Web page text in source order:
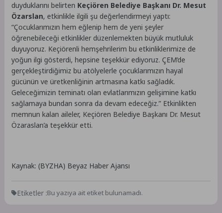
duyduklarını belirten Keçiören Belediye Başkanı Dr. Mesut
Özarslan, etkinlikle ilgili şu değerlendirmeyi yaptı:
“Çocuklarımızın hem eğlenip hem de yeni şeyler
öğrenebileceği etkinlikler düzenlemekten büyük mutluluk
duyuyoruz. Keçiörenli hemşehrilerim bu etkinliklerimize de
yoğun ilgi gösterdi, hepsine teşekkür ediyoruz. ÇEM’de
gerçekleştirdiğimiz bu atölyelerle çocuklarımızın hayal
gücünün ve üretkenliğinin artmasına katkı sağladık.
Geleceğimizin teminatı olan evlatlarımızın gelişimine katkı
sağlamaya bundan sonra da devam edeceğiz.” Etkinlikten
memnun kalan aileler, Keçiören Belediye Başkanı Dr. Mesut
Özaraslan’a teşekkür etti.
Kaynak: (BYZHA) Beyaz Haber Ajansı
Etiketler :Bu yazıya ait etiket bulunamadı.